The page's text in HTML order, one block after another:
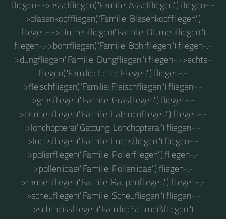
fliegen-.->asselfliegen("Familie: Asselfliegen") fliegen-.-
>blasenkopffliegen("Familie: Blasenkopffliegen")
fliegen-.->blumenfliegen("Familie: Blumenfliegen")
fliegen-.->bohrfliegen("Familie: Bohrfliegen") fliegen-.-
>dungfliegen("Familie: Dungfliegen") fliegen-.->echte-
fliegen("Familie: Echte Fliegen") fliegen-.-
>fleischfliegen("Familie: Fleischfliegen") fliegen-.-
>grasfliegen("Familie: Grasfliegen") fliegen-.-
>latrinenfliegen("Familie: Latrinenfliegen") fliegen-.-
>lonchoptera("Gattung: Lonchoptera") fliegen-.-
>luchsfliegen("Familie: Luchsfliegen") fliegen-.-
>polierfliegen("Familie: Polierfliegen") fliegen-.-
>polleniidae("Familie: Polleniidae") fliegen-.-
>raupenfliegen("Familie: Raupenfliegen") fliegen-.-
>scheufliegen("Familie: Scheufliegen") fliegen-.-
>schmeissfliegen("Familie: Schmeißfliegen")